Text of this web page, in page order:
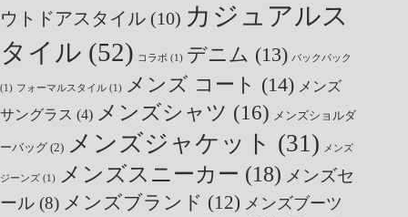
ウトドアスタイル (10) カジュアルス
タイル (52) コラボ (1) デニム (13) バックパック
(1) フォーマルスタイル (1) メンズ コート (14) メンズ
サングラス (4) メンズシャツ (16) メンズショルダ
ーバッグ (2) メンズジャケット (31) メンズ
ジーンズ (1) メンズスニーカー (18) メンズセ
ール (8) メンズブランド (12) メンズブーツ